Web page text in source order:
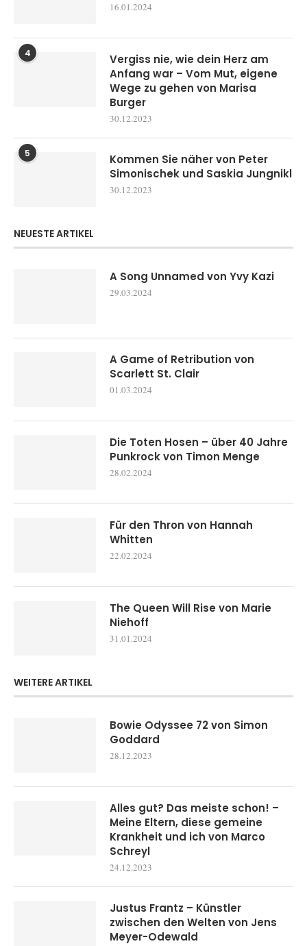
16.01.2024
4
Vergiss nie, wie dein Herz am
Anfang war – Vom Mut, eigene
Wege zu gehen von Marisa
Burger
30.12.2023
5
Kommen Sie näher von Peter
Simonischek und Saskia Jungnikl
30.12.2023
NEUESTE ARTIKEL
A Song Unnamed von Yvy Kazi
29.03.2024
A Game of Retribution von
Scarlett St. Clair
01.03.2024
Die Toten Hosen – über 40 Jahre
Punkrock von Timon Menge
28.02.2024
Für den Thron von Hannah
Whitten
22.02.2024
The Queen Will Rise von Marie
Niehoff
31.01.2024
WEITERE ARTIKEL
Bowie Odyssee 72 von Simon
Goddard
28.12.2023
Alles gut? Das meiste schon! –
Meine Eltern, diese gemeine
Krankheit und ich von Marco
Schreyl
24.12.2023
Justus Frantz – Künstler
zwischen den Welten von Jens
Meyer-Odewald